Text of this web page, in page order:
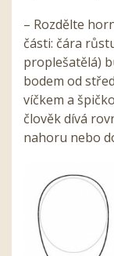
– Rozdělte
části: čára
proplešatělá)
bodem od
víčkem a
člověk dívá
nahoru nebo